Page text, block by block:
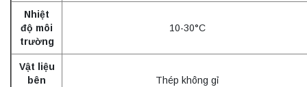
Nhiệt
độ môi
trường
10-30°C
Vật liệu
bên
Thép không gỉ